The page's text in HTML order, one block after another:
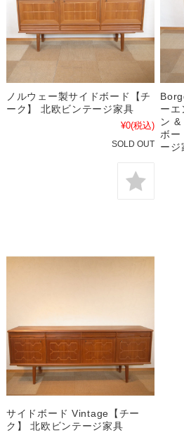
ノルウェー製サイドボード【チ
ーク】 北欧ビンテージ家具
¥0(税込)
SOLD OUT
ーエ
ン &
ボー
ージ
サイドボード Vintage【チー
ク】 北欧ビンテージ家具